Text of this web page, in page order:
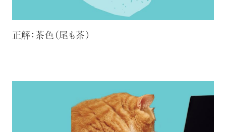
正解：茶色（尾も茶）